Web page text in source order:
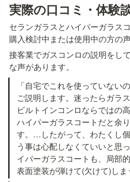
実際の口コミ・体験
セランガラスとハイパーガラス
購入検討中または使用中の方の
接客業でガスコンロの説明をし
な声があります。
「自宅でこれを使っていない
ご説明します。迷ったらガラ
ビルトインコンロならではの
ハイパーガラスコートだと余
す。…したがって、わたくし
う事は心配しなくていいと思
イパーガラスコートも、局部
表面塗装が弾けて(欠けて)しま